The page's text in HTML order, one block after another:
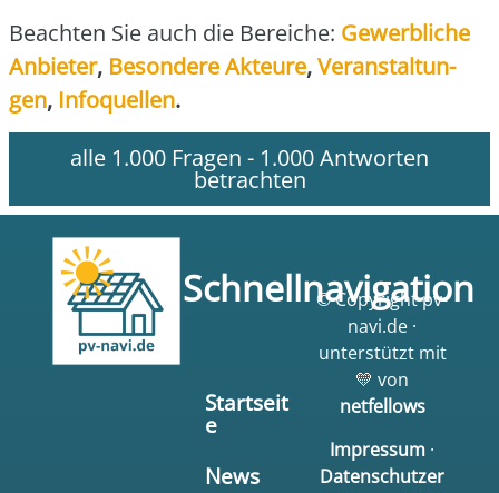
Beach­ten Sie auch die Berei­che: Gewerb­li­che
Anbie­ter, Beson­de­re Akteu­re,Ver­an­stal­tun­
gen, Info­quel­len.
alle 1.000 Fragen - 1.000 Antworten
betrachten
Schnellnavigation
Startseit
e
News
© Copyright pv-
navi.de ·
unterstützt mit
💛 von
netfellows
Impressum ·
Datenschutzer